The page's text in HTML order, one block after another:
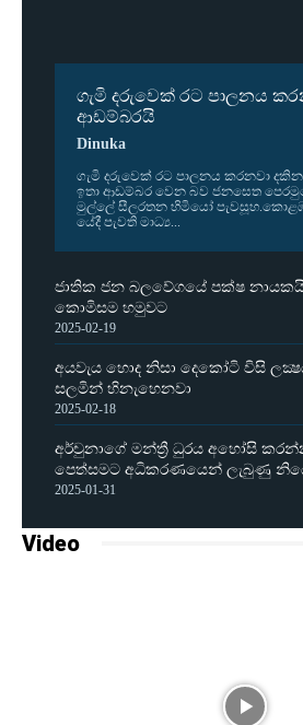
ගැමි දරුවෙක් රට පාලනය
ආඩම්බරයි
Dinuka
ගැමි දරු­වෙක් රට පාල­නය කර­නවා
ඉතා ආඩ­ම්බර වෙන බව ජන­සෙත
මුල්ලේ සීල­ර­තන හිමියෝ
යේදී පැවති මාධ්‍ය...
ජාතික ජන බලවේගයේ පක්ෂ
කොමිසම හමුවට
2025-02-19
අයවැය හොද නිසා දෙකෝටි විසි
සලමින් හිනැහෙනවා
2025-02-18
අර්චුනාගේ මන්ත්‍රී ධුරය අහෝසි
පෙත්සමට අධිකරණයෙන් ලැබුණු
2025-01-31
Video